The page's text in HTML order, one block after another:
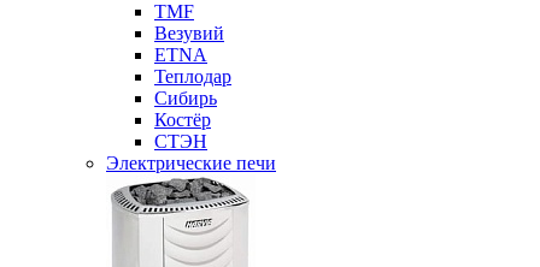
ТМF
Везувий
ETNA
Теплодар
Сибирь
Костёр
СТЭН
Электрические печи